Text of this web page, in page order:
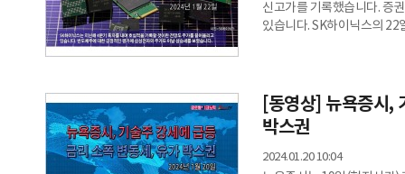
신고가를 기록했습니다. 증
있습니다. SK하이닉스의
증가분보다 많을 것으로 보
것이란 전망도 주가를 끌어
[동영상] 뉴욕증시
박스권
2024.01.20 10:04